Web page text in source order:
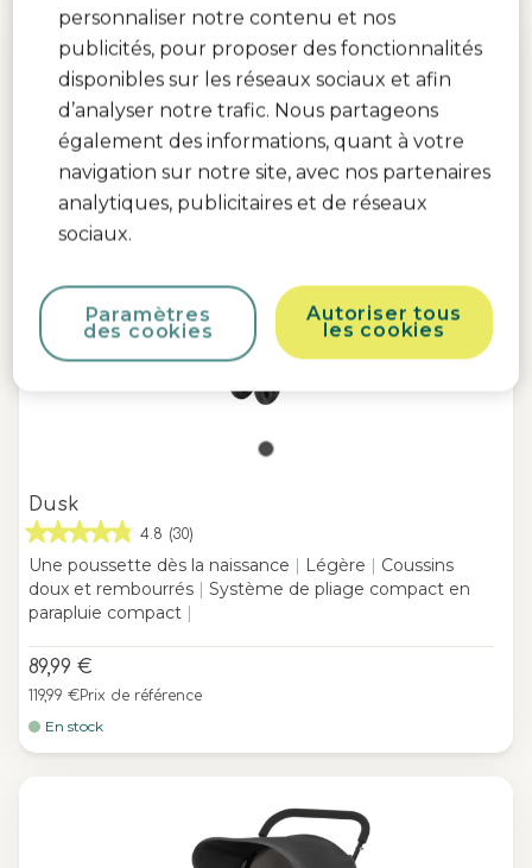
personnaliser notre contenu et nos
publicités, pour proposer des fonctionnalités
disponibles sur les réseaux sociaux et afin
d’analyser notre trafic. Nous partageons
également des informations, quant à votre
navigation sur notre site, avec nos partenaires
analytiques, publicitaires et de réseaux
sociaux.
Autoriser tous
les cookies
Paramètres
des cookies
Dusk
4.8 (30)
Une poussette dès la naissance Légère
Coussins
doux et rembourrés
Système de pliage compact en
parapluie compact
89,99 €
119,99 €Prix de référence
En stock